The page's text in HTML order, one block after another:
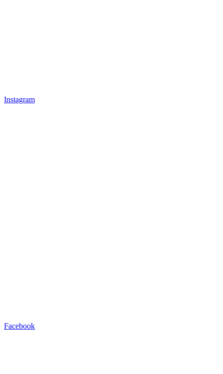
Instagram
Facebook